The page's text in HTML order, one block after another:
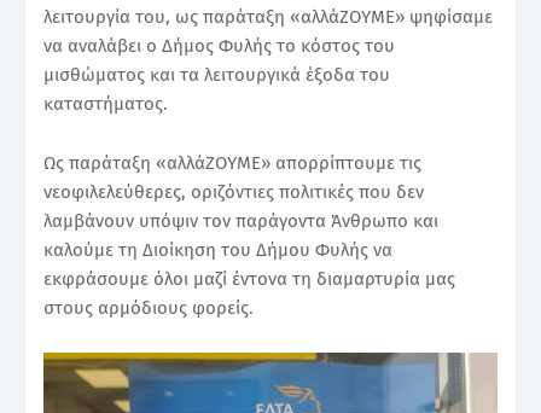
λειτουργία του, ως παράταξη «αλλάΖΟΥΜΕ» ψηφίσαμε
να αναλάβει ο Δήμος Φυλής το κόστος του
μισθώματος και τα λειτουργικά έξοδα του
καταστήματος.
Ως παράταξη «αλλάΖΟΥΜΕ» απορρίπτουμε τις
νεοφιλελεύθερες, οριζόντιες πολιτικές που δεν
λαμβάνουν υπόψιν τον παράγοντα Άνθρωπο και
καλούμε τη Διοίκηση του Δήμου Φυλής να
εκφράσουμε όλοι μαζί έντονα τη διαμαρτυρία μας
στους αρμόδιους φορείς.